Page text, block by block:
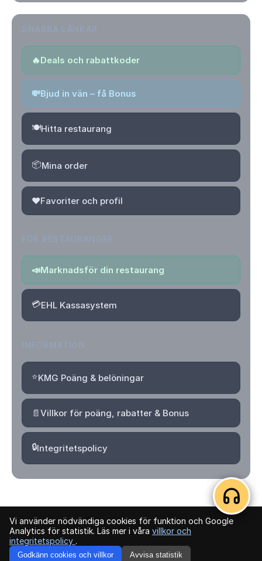
Vi använder nödvändiga cookies för funktion och Google
Analytics för statistik. Läs mer i våra villkor och
integritetspolicy .
Godkänn cookies och villkor Avvisa statistik
🔥Deals och rabattkoder
💸Bjud in vän – få Bonus
🍽️Hitta restaurang
📦Mina order
❤️Favoriter och profil
📣Marknadsför din restaurang
💳EHL Kassasystem
⭐KMG Poäng & belöningar
📄Villkor för poäng, rabatter & Bonus
🔒Integritetspolicy
© 2026 Kvartersmenyguiden. Alla rättigheter förbehållna.
Logga in